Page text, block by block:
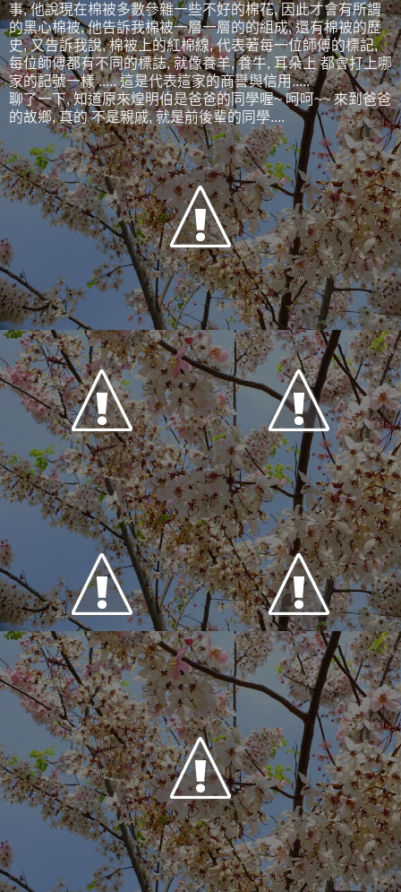
事, 他說現在棉被多數參雜一些不好的棉花, 因此才會有所謂
的黑心棉被, 他告訴我棉被一層一層的的組成, 還有棉被的歷
史, 又告訴我說, 棉被上的紅棉線, 代表著每一位師傅的標記,
每位師傅都有不同的標誌, 就像養羊, 養牛, 耳朵上 都會打上哪
家的記號一樣 ..... 這是代表這家的商譽與信用.....
聊了一下, 知道原來煌明伯是爸爸的同學喔~ 呵呵~~ 來到爸爸
的故鄉, 真的 不是親戚, 就是前後輩的同學....